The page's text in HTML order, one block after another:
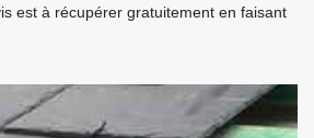
est à récupérer gratuitement en faisant